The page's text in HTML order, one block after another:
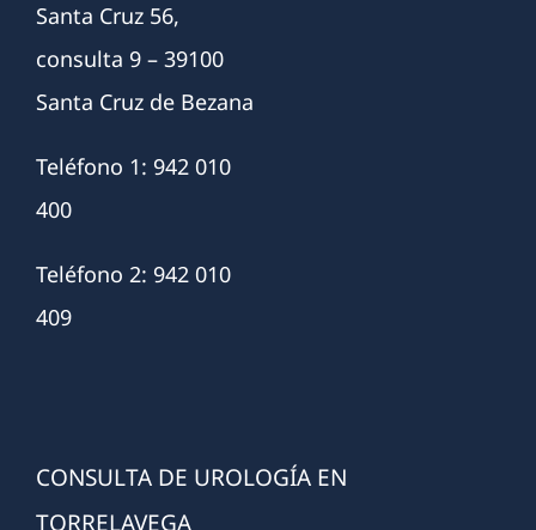
Santa Cruz 56,
consulta 9 – 39100
Santa Cruz de Bezana
Teléfono 1: 942 010
400
Teléfono 2: 942 010
409
CONSULTA DE UROLOGÍA EN
TORRELAVEGA